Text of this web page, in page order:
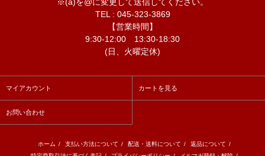
※(a)を@に変更して送信してください。
TEL : 045-323-3869
【営業時間】
9:30-12:00 13:30-18:30
(日、火曜定休)
マイアカウント カートを見る
お問い合わせ
ホーム / 支払い方法について / 配送・送料について / 返品について /